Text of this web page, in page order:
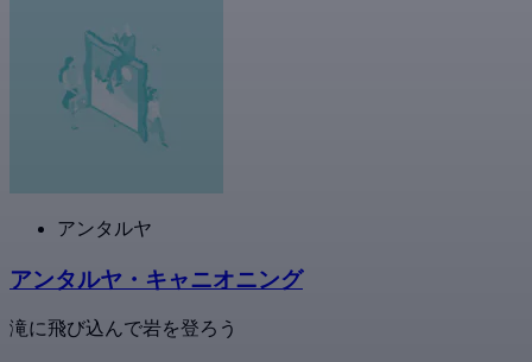
アンタルヤ
アンタルヤ・キャニオニング
滝に飛び込んで岩を登ろう